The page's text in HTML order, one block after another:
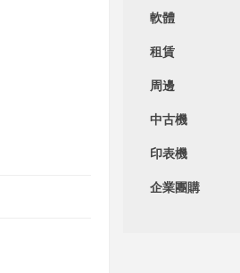
軟體
租賃
周邊
中古機
印表機
企業團購